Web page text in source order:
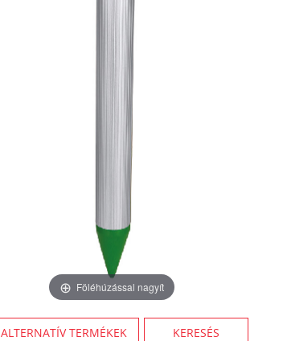
Föléhúzással nagyít
ALTERNATÍV TERMÉKEK KERESÉS